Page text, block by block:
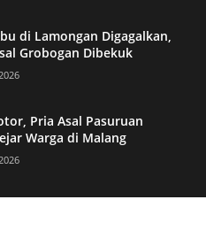
di Lamongan Digagalkan,
Grobogan Dibekuk
Pria Asal Pasuruan
Warga di Malang